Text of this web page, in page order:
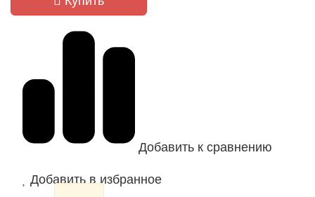
Добавить к сравнению
Добавить в избранное